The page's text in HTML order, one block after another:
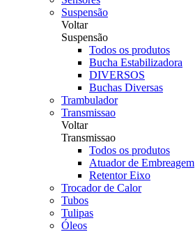
Suspensão
Voltar
Suspensão
Todos os produtos
Bucha Estabilizadora
DIVERSOS
Buchas Diversas
Trambulador
Transmissao
Voltar
Transmissao
Todos os produtos
Atuador de Embreagem
Retentor Eixo
Trocador de Calor
Tubos
Tulipas
Óleos